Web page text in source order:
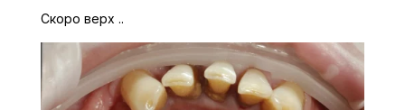
Скоро верх ..